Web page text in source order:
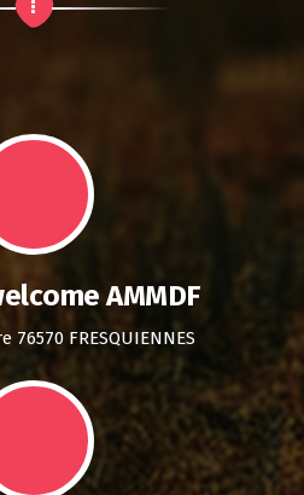
AMMDF
FRESQUIENNES